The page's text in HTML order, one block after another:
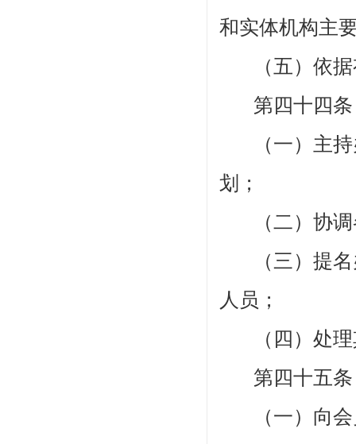
和实体机构主
（五 ） 依
第四十四
（一）主
划；
（二）协
（ 三）提名
人员；
（四）处
第四十五
（一）向